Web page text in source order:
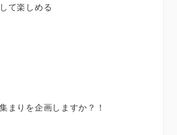
て楽しめる
まりを企画しますか？！